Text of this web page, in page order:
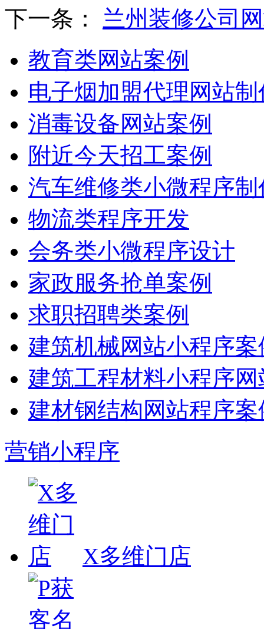
下一条： 兰州装修公司
教育类网站案例
电子烟加盟代理网站
消毒设备网站案例
附近今天招工案例
汽车维修类小微程序
物流类程序开发
会务类小微程序设计
家政服务抢单案例
求职招聘类案例
建筑机械网站小程序案
建筑工程材料小程序
建材钢结构网站程序案
营销小程序
X多维门店